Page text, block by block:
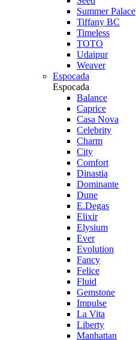
Summer Palace
Tiffany BC
Timeless
TOTO
Udaipur
Weaver
Espocada
Espocada
Balance
Caprice
Casa Nova
Celebrity
Charm
City
Comfort
Dinastia
Dominante
Dune
E.Degas
Elixir
Elysium
Ever
Evolution
Fancy
Felice
Fluid
Gemstone
Impulse
La Vita
Liberty
Manhattan